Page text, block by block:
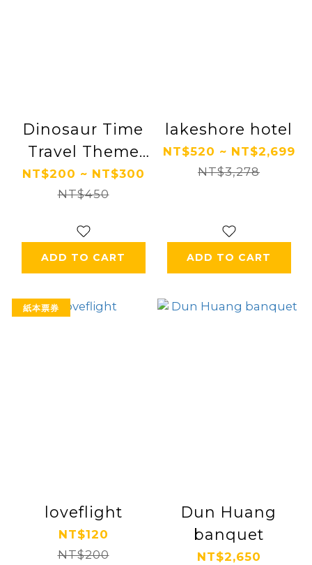
Dinosaur Time
Travel Theme
Park
NT$200 ~ NT$300
NT$450
ADD TO CART
lakeshore hotel
NT$520 ~ NT$2,699
NT$3,278
ADD TO CART
紙本票券
loveflight
NT$120
NT$200
Dun Huang
banquet
NT$2,650